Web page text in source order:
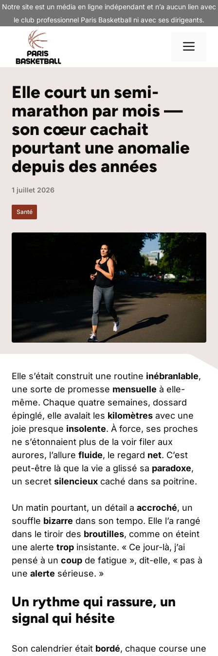
Aller
contenu
Notre site est un média en ligne indépendant et n’a aucun lien avec
le club professionnel Paris Basketball ni avec ses dirigeants.
Elle court un semi-
marathon par mois —
son cœur cachait
pourtant une anomalie
depuis des années
1 juillet 2026
Santé
Elle s’était construit une routine inébranlable,
une sorte de promesse mensuelle à elle-
même. Chaque quatre semaines, dossard
épinglé, elle avalait les kilomètres avec une
joie presque insolente. À force, ses proches
ne s’étonnaient plus de la voir filer aux
aurores, l’allure fluide, le regard net. C’est
peut-être là que la vie a glissé sa paradoxe,
un secret silencieux caché dans sa poitrine.
Un matin pourtant, un détail a accroché, un
souffle bizarre dans son tempo. Elle l’a rangé
dans le tiroir des broutilles, comme on éteint
une alerte trop insistante. « Ce jour-là, j’ai
pensé à un coup de fatigue », dit-elle, « pas à
une alerte sérieuse. »
Un rythme qui rassure, un
signal qui hésite
Son calendrier était bordé, chaque course une